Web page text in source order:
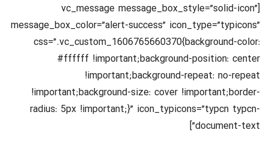
[vc_message message_box_style=”solid-icon”
message_box_color=”alert-success” icon_type=”typicons”
css=”.vc_custom_1606765660370{background-color:
#ffffff !important;background-position: center
!important;background-repeat: no-repeat
!important;background-size: cover !important;border-
radius: 5px !important;}” icon_typicons=”typcn typcn-
document-text”]